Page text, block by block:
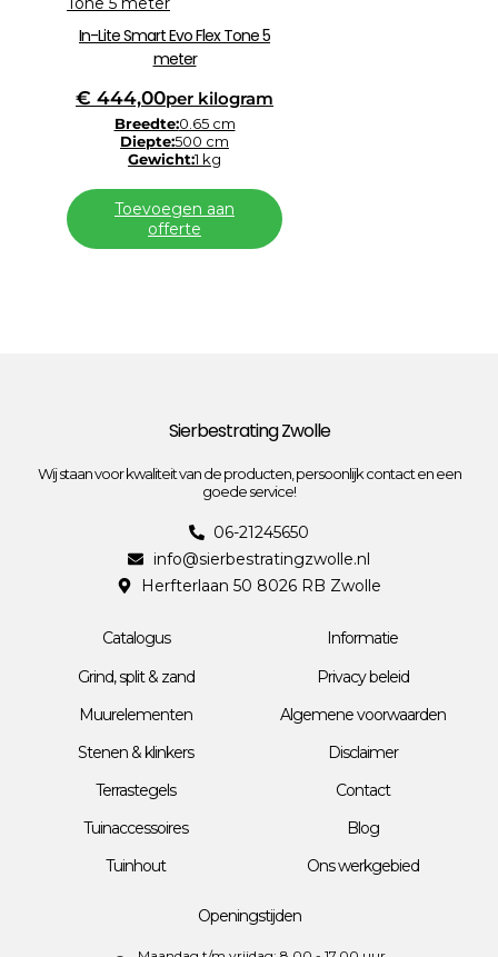
In-Lite Smart Evo Flex Tone 5
meter
€ 444,00per kilogram
Breedte:0.65 cm
Diepte:500 cm
Gewicht:1 kg
Toevoegen aan
offerte
Sierbestrating Zwolle
Wij staan voor kwaliteit van de producten, persoonlijk contact en een
goede service!
06-21245650
info@sierbestratingzwolle.nl
Herfterlaan 50 8026 RB Zwolle
Catalogus
Grind, split & zand
Muurelementen
Stenen & klinkers
Terrastegels
Tuinaccessoires
Tuinhout
Informatie
Privacy beleid
Algemene voorwaarden
Disclaimer
Contact
Blog
Ons werkgebied
Openingstijden